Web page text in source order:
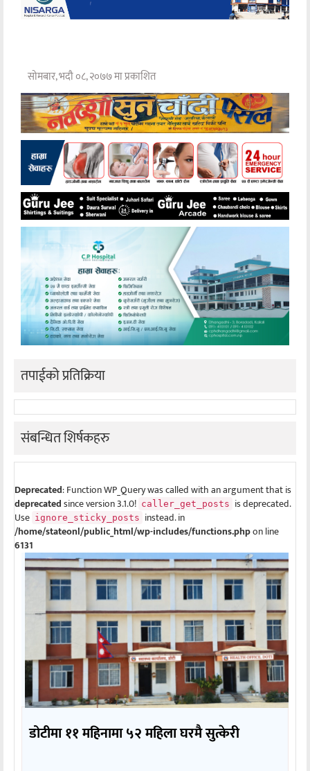
सोमबार, भदौ ०८, २०७७ मा प्रकाशित
तपाईको प्रतिक्रिया
संबन्धित शिर्षकहरु
Deprecated: Function WP_Query was called with an argument that is
deprecatedsince version 3.1.0! caller_get_posts is deprecated.
Use ignore_sticky_posts instead. in
/home/stateonl/public_html/wp-includes/functions.phpon line
6131
डोटीमा ११ महिनामा ५२ महिला घरमै सुत्केरी